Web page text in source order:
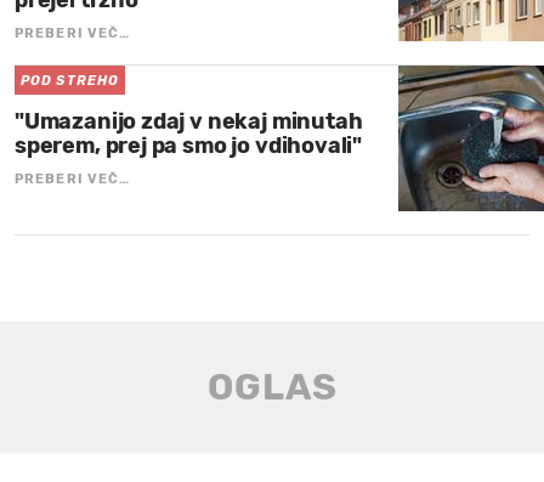
PREBERI VEČ…
POD STREHO
"Umazanijo zdaj v nekaj minutah
sperem, prej pa smo jo vdihovali"
PREBERI VEČ…